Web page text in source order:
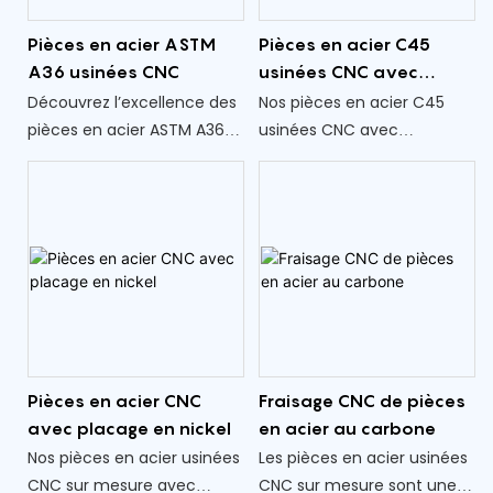
spécifications et tolérances
exactes requises pour des
performances optimales.
Pièces en acier ASTM
A36 usinées CNC
Découvrez l’excellence des
pièces en acier ASTM A36
usinées CNC.
polyvalence. Fabriquées à
partir d'acier ASTM A36
performances constantes
pour une gamme
d'applications.
Pièces en acier C45
usinées CNC avec
nitruration
Nos pièces en acier C45
usinées CNC avec
nitruration offrent une
large gamme
d'applications. Avec une
qualité, ces pièces sont
conçues pour résister à des
conditions exigeantes et
fournir des résultats
supérieurs
Pièces en acier CNC
avec placage en nickel
Nos pièces en acier usinées
CNC sur mesure avec
Fraisage CNC de pièces
en acier au carbone
Les pièces en acier usinées
CNC sur mesure sont une